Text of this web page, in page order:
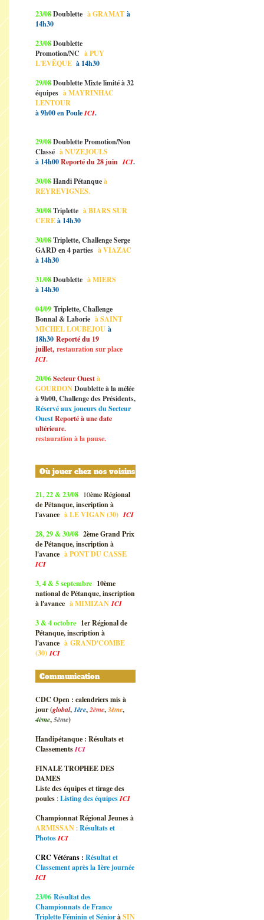
23/08Doublette à GRAMAT à
14h30
23/08Doublette
Promotion/NC à PUY
L'EVÊQUE à 14h30
29/08Doublette Mixte limité à 32
équipes à MAYRINHAC
LENTOUR
à 9h00 en PouleICI.
29/08Doublette Promotion/Non
Classé à NUZEJOULS
à 14h00Reporté du 28 juin ICI.
30/08Handi Pétanqueà
REYREVIGNES.
30/08Triplette à BIARS SUR
CEREà 14h30
30/08Triplette, Challenge Serge
GARD en 4 parties à VIAZAC
à 14h30
31/08Doublette à MIERS
à 14h30
04/09 Triplette, Challenge
Bonnal & Laborie à SAINT
MICHEL LOUBEJOU à
18h30 Reporté du 19
juillet, restauration sur place
ICI.
20/06Secteur Ouestà
GOURDONDoublette à la mélée
à 9h00, Challenge des Présidents,
Réservé aux joueurs du Secteur
OuestReporté à une date
ultérieure.
restauration à la pause.
Où jouer chez nos voisins
21, 22 & 23/08 10ème Régional
de Pétanque, inscription à
l'avance àLE VIGAN (30) ICI
28, 29 & 30/08 2ème Grand Prix
de Pétanque, inscription à
l'avance àPONT DU CASSE
ICI
3, 4 & 5 septembre 10ème
national de Pétanque, inscription
à l'avance àMIMIZAN ICI
3 & 4 octobre 1er Régional de
Pétanque, inscription à
l'avance à GRAND'COMBE
(30) ICI
Communication
CDC Open : calendriers mis à
jour (global,1ère,2ème,3ème,
4ème,5ème)
Handipétanque : Résultats et
ClassementsICI
FINALE TROPHEE DES
DAMES
Liste des équipes et tirage des
poules :Listing des équipesICI
Championnat Régional Jeunes à
ARMISSAN :Résultats et
PhotosICI
CRC Vétérans : Résultat et
Classement après la 1ère journée
ICI
23/06 Résultat des
Championnats de France
Triplette Féminin et SénioràSIN